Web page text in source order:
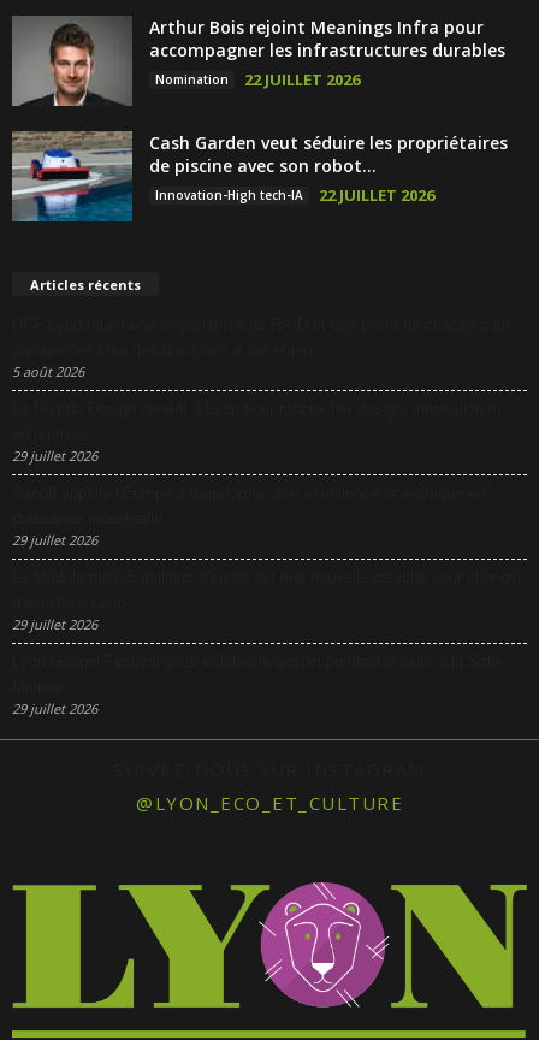
Arthur Bois rejoint Meanings Infra pour
accompagner les infrastructures durables
Nomination 22 JUILLET 2026
Cash Garden veut séduire les propriétaires
de piscine avec son robot...
Innovation-High tech-IA 22 JUILLET 2026
Articles récents
5 août 2026
29 juillet 2026
29 juillet 2026
29 juillet 2026
29 juillet 2026
@LYON_ECO_ET_CULTURE